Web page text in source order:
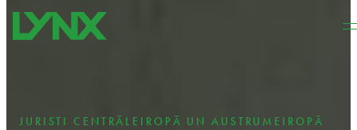
Pāriet uz galveno saturu
JURISTI CENTRĀLEIROPĀ UN AUSTRUMEIROPĀ